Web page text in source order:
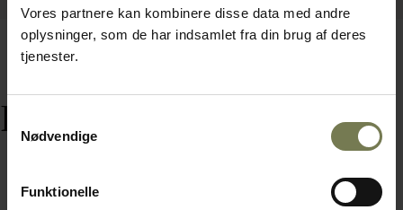
Vores partnere kan kombinere disse data med andre
oplysninger, som de har indsamlet fra din brug af deres
tjenester.
Nødvendige
Funktionelle
Relaterede varer